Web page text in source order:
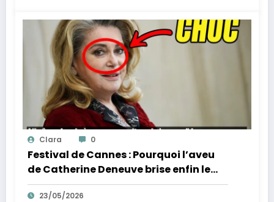
Clara 0
Festival de Cannes : Pourquoi l’aveu
de Catherine Deneuve brise enfin le
mythe de la Croisette
23/05/2026